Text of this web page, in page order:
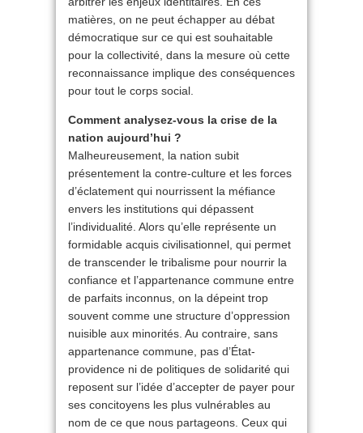
matières, on ne peut échapper au débat
démocratique sur ce qui est souhaitable
pour la collectivité, dans la mesure où cette
reconnaissance implique des conséquences
pour tout le corps social.
Comment analysez-vous la crise de la
nation aujourd’hui ?
Malheureusement, la nation subit
présentement la contre-culture et les forces
d’éclatement qui nourrissent la méfiance
envers les institutions qui dépassent
l’individualité. Alors qu’elle représente un
formidable acquis civilisationnel, qui permet
de transcender le tribalisme pour nourrir la
confiance et l’appartenance commune entre
de parfaits inconnus, on la dépeint trop
souvent comme une structure d’oppression
nuisible aux minorités. Au contraire, sans
appartenance commune, pas d’État-
providence ni de politiques de solidarité qui
reposent sur l’idée d’accepter de payer pour
ses concitoyens les plus vulnérables au
nom de ce que nous partageons. Ceux qui